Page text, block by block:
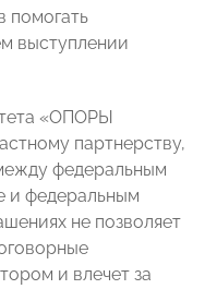
помогать
выступлении
«ОПОРЫ
партнерству,
федеральным
и федеральным
не позволяет
и влечет за